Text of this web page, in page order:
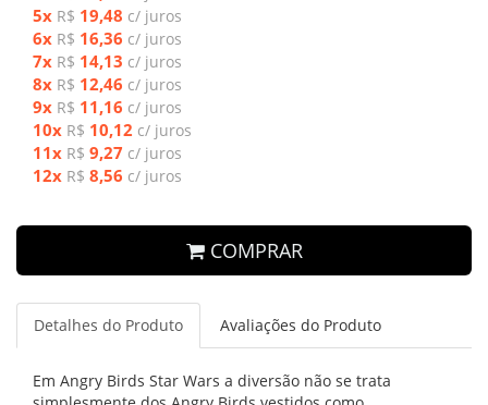
5x R$ 19,48 c/ juros
6x R$ 16,36 c/ juros
7x R$ 14,13 c/ juros
8x R$ 12,46 c/ juros
9x R$ 11,16 c/ juros
10x R$ 10,12 c/ juros
11x R$ 9,27 c/ juros
12x R$ 8,56 c/ juros
COMPRAR
Detalhes do Produto Avaliações do Produto
Em Angry Birds Star Wars a diversão não se trata